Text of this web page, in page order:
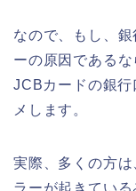
なので、もし、
ーの原因である
JCBカードの銀行
メします。
実際、多くの方
ラーが起きてい